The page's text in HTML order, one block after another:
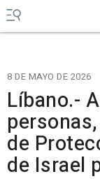
8 DE MAYO DE 2026
Líbano.-
de
de Israel